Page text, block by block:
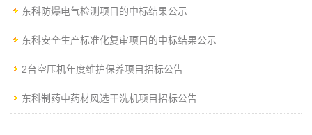
东科防爆电气检测项目的中标结果公示
东科安全生产标准化复审项目的中标结果公示
2台空压机年度维护保养项目招标公告
东科制药中药材风选干洗机项目招标公告